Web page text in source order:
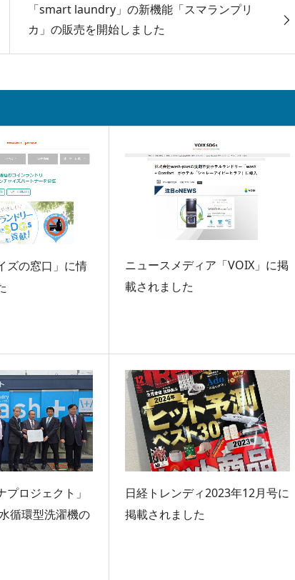
「smart laundry」の新機能「スマランプリ
カ」の販売を開始しました
ズの窓口」に情
ニュースメディア「VOIX」に掲
載されました
プロジェクト」
循環型洗濯機の
日経トレンディ2023年12月号に
掲載されました